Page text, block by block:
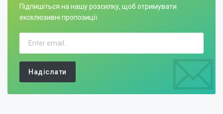
Підпишіться на нашу розсилку, щоб отримувати
ексклюзивні пропозиції.
Надіслати